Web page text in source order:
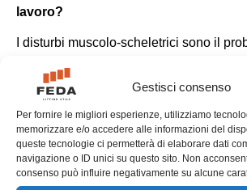
Gestisci consenso
Per fornire le migliori esperienze, utilizziamo
memorizzare e/o accedere alle informazioni del
queste tecnologie ci permetterà di elaborare dati
navigazione o ID unici su questo sito. Non
consenso può influire negativamente su alcune
lavoro?
I disturbi muscolo-scheletrici sono il
Europea un quarto dei lavoratori
schiena e quasi un quarto soffre di
I disturbi muscolo-scheletrici sono
preoccupazione: essi colpiscono la
lavoratori, aumentano i costi aziendali